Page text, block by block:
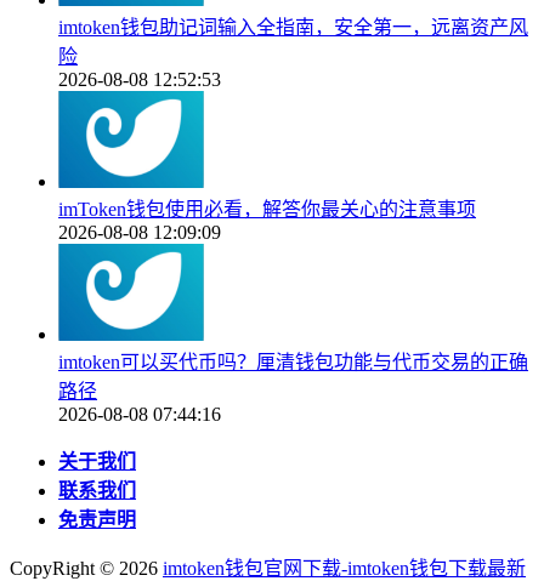
imtoken钱包助记词输入全指南，安全第一，远离资产风
险
2026-08-08 12:52:53
imToken钱包使用必看，解答你最关心的注意事项
2026-08-08 12:09:09
imtoken可以买代币吗？厘清钱包功能与代币交易的正确
路径
2026-08-08 07:44:16
关于我们
联系我们
免责声明
CopyRight © 2026 imtoken钱包官网下载-imtoken钱包下载最新